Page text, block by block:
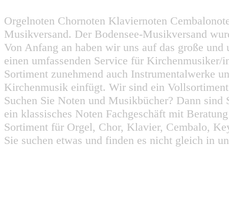
Orgelnoten Chornoten Klaviernoten
Musikversand. Der Bodensee-Musikversand
Von Anfang an haben wir uns auf das große
einen umfassenden Service für
Sortiment zunehmend auch Instrumentalwerke
Kirchenmusik einfügt. Wir sind ein
Suchen Sie Noten und Musikbücher? Dann
ein klassisches Noten Fachgeschäft mit
Sortiment für Orgel, Chor, Klavier, Cembalo,
Sie suchen etwas und finden es nicht gleich in